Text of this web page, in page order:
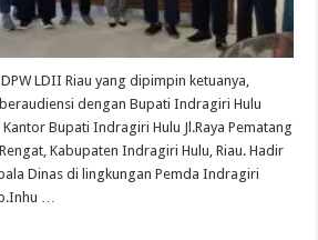
LDII Riau yang dipimpin ketuanya,
dengan Bupati Indragiri Hulu
Kantor Bupati Indragiri Hulu Jl.Raya Pematang
Kabupaten Indragiri Hulu, Riau. Hadir
Dinas di lingkungan Pemda Indragiri
…